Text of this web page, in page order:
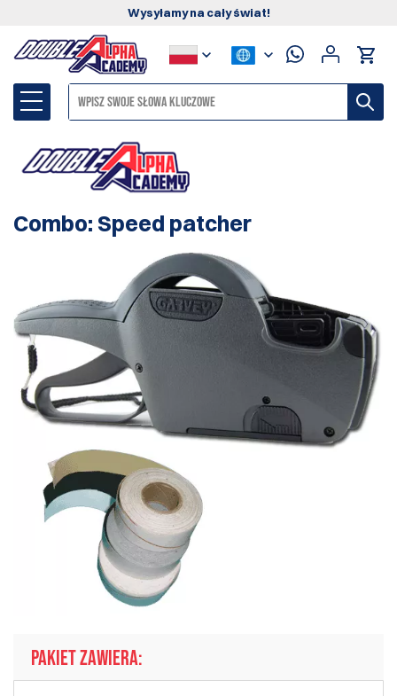
Wysyłamy na cały świat!
Combo: Speed patcher
PAKIET ZAWIERA: